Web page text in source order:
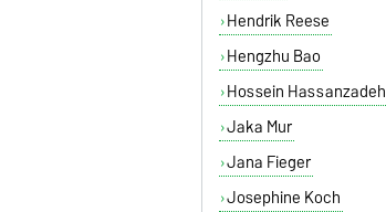
Hendrik Reese
Hengzhu Bao
Hossein Hassanzadeh
Jaka Mur
Jana Fieger
Josephine Koch